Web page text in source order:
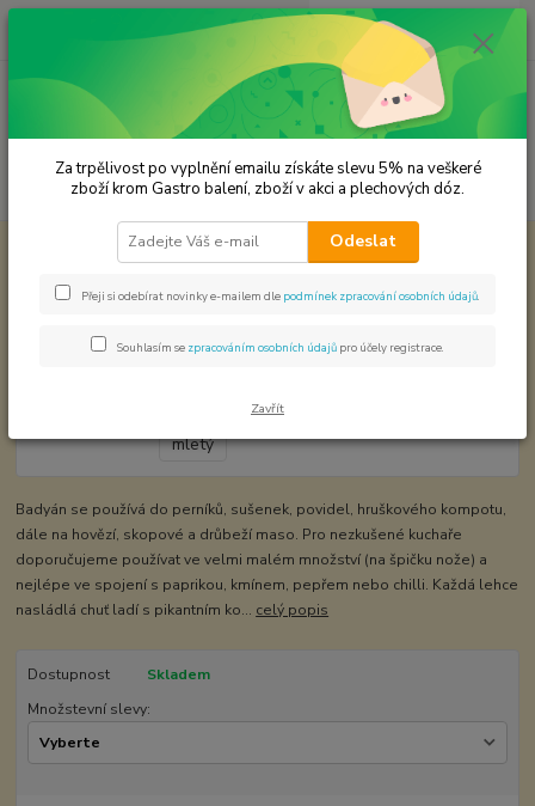
Menu
Hledat
ks
za 0,00 Kč
KOŘENÍ JEDNODRUHOVÉ Badyán mletý
Badyán mletý
Badyán se používá do perníků, sušenek, povidel, hruškového kompotu,
dále na hovězí, skopové a drůbeží maso. Pro nezkušené kuchaře
doporučujeme používat ve velmi malém množství (na špičku nože) a
nejlépe ve spojení s paprikou, kmínem, pepřem nebo chilli. Každá lehce
nasládlá chuť ladí s pikantním ko... celý popis
Dostupnost
Skladem
Množstevní slevy:
Za trpělivost po vyplnění emailu získáte slevu 5% na veškeré
zboží krom Gastro balení, zboží v akci a plechových dóz.
Odeslat
Přeji si odebírat novinky e-mailem dle podmínek zpracování osobních údajů
Souhlasím se zpracováním osobních údajů pro účely registrace.
Zavřít